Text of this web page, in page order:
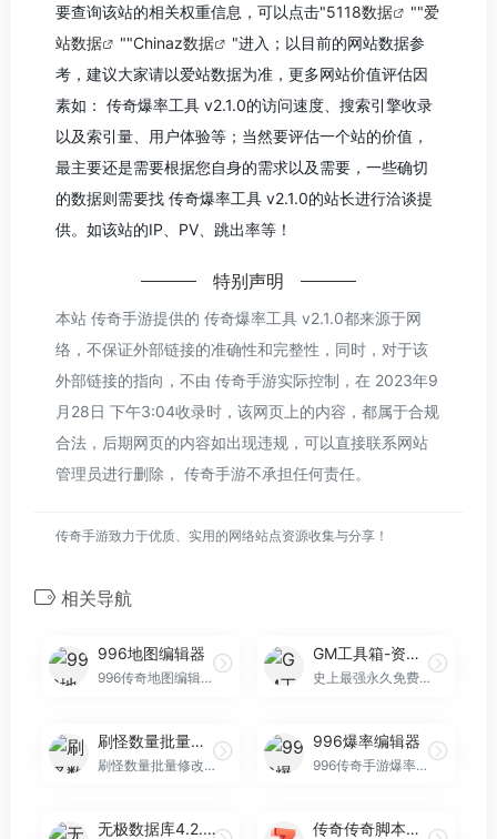
要查询该站的相关权重信息，可以点击"5118数据 ""爱
站数据
""Chinaz数据
"进入；以目前的网站数据参
考，建议大家请以爱站数据为准，更多网站价值评估因
素如： 传奇爆率工具 v2.1.0的访问速度、搜索引擎收录
以及索引量、用户体验等；当然要评估一个站的价值，
最主要还是需要根据您自身的需求以及需要，一些确切
的数据则需要找 传奇爆率工具 v2.1.0的站长进行洽谈提
供。如该站的IP、PV、跳出率等！
特别声明
本站 传奇手游提供的 传奇爆率工具 v2.1.0都来源于网
络，不保证外部链接的准确性和完整性，同时，对于该
外部链接的指向，不由 传奇手游实际控制，在 2023年9
月28日 下午3:04收录时，该网页上的内容，都属于合规
合法，后期网页的内容如出现违规，可以直接联系网站
管理员进行删除， 传奇手游不承担任何责任。
传奇手游致力于优质、实用的网络站点资源收集与分享！
相关导航
996地图编辑器
996传奇地图编辑器,专注提升地图制作效率。
GM工具箱-资源编辑器v3.8.0
史上最强永久免费传奇资源编辑器
刷怪数量批量修改V1.1
刷怪数量批量修改，一款免费的传奇刷怪管理工具！
996爆率编辑器
996传奇手游爆率编辑器,专注提升爆率修改效率。
无极数据库4.2.3.11优化版 传奇传奇脚本可视编辑器